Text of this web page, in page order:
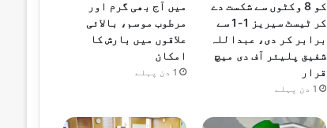
کو 8 وکٹوں سے شکست دے
کر ٹیسٹ سیریز 1-1 سے
برابر کر دی، عبداللہ
شفیق پلیئر آف دی میچ
قرار
1 دن پہلے
میں آج بھی گرم اور
مرطوب موسم، بالائی
علاقوں میں بارش کا
امکان
1 دن پہلے